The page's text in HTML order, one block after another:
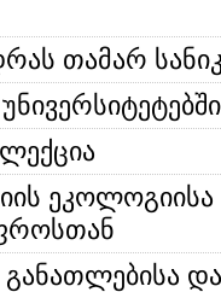
თამარ
ეკოლოგიისა
და